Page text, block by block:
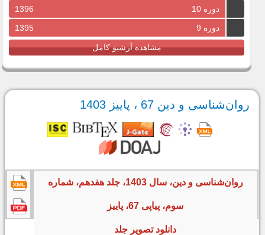
دوره 10
1396
دوره 9
1395
مشاهده آرشیو کامل
روان‌شناسی و دین 67 ، پاییز 1403
روان‌شناسی و دین، سال 1403، جلد هفدهم، شماره
سوم، پیاپی 67، پاییز
دانلود تصویر جلد